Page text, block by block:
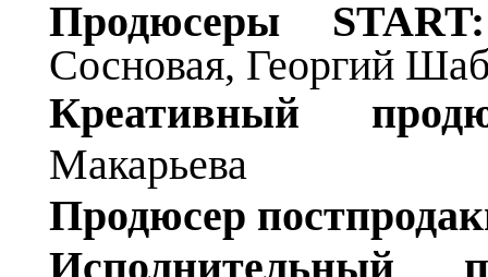
Продюсеры START:
Сосновая, Георгий
Креативный
Макарьева
Продюсер
Исполнительный